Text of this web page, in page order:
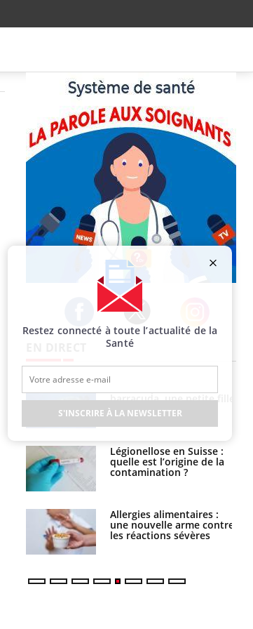
Facebook Twitter Instagram
barracuda, une petite fille
secourue grâce à un
réflexe essentiel
Légionellose en Suisse :
quelle est l’origine de la
contamination ?
Allergies alimentaires :
une nouvelle arme contre
les réactions sévères
sommeil des enfants en
vacances ?
Bilan prévention : ce que
les kinés pourront
bientôt faire
TDAH : quel est ce
traitement autorisé aux
États-Unis ?
Restez connecté à toute l’actualité de la
Santé
S'INSCRIRE À LA NEWSLETTER